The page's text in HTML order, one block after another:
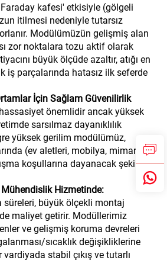
kafesi' etkisiyle (gölgeli
itilmesi nedeniyle tutarsız
Modülümüzün gelişmiş alan
zor noktalara tozu aktif olarak
büyük ölçüde azaltır, atığı en
iş parçalarında hatasız ilk seferde
İçin Sağlam Güvenilirlik
önemlidir ancak yüksek
sarsılmaz dayanıklılık
yüksek gerilim modülümüz,
(ev aletleri, mobilya, mimari
koşullarına dayanacak şekilde
Mühendislik Hizmetinde:
büyük ölçekli montaj
maliyet getirir. Modüllerimiz
ve gelişmiş koruma devreleri
sıcaklık değişikliklerine
stabil çıkış ve tutarlı